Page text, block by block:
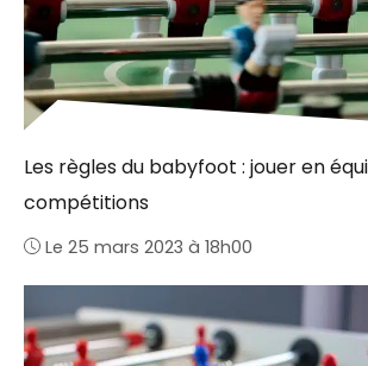
Les règles du babyfoot : jouer en
compétitions
Le 25 mars 2023 à 18h00